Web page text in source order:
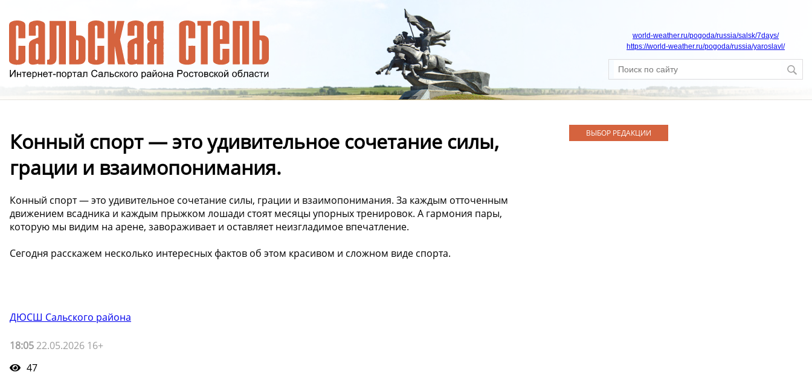
world-weather.ru/pogoda/russia/salsk/7days/
https://world-weather.ru/pogoda/russia/yaroslavl/
Конный спорт — это удивительное сочетание силы,
грации и взаимопонимания.
Конный спорт — это удивительное сочетание силы, грации и взаимопонимания. За каждым отточенным
движением всадника и каждым прыжком лошади стоят месяцы упорных тренировок. А гармония пары,
которую мы видим на арене, завораживает и оставляет неизгладимое впечатление.
Сегодня расскажем несколько интересных фактов об этом красивом и сложном виде спорта.
ДЮСШ Сальского района
18:05 22.05.2026 16+
47
ВЫБОР РЕДАКЦИИ